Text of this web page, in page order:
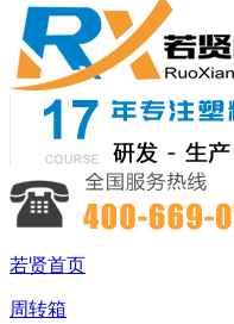
若贤首页
周转箱